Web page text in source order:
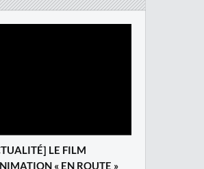
LE FILM
« EN ROUTE »